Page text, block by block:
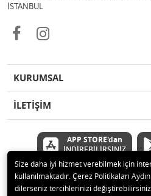
İSTANBUL
KURUMSAL
İLETİŞİM
APP STORE'dan
İNDİREBİLİRSİNİZ
© 2020 Çetinkaya Elektronik Kırtasiye
Size daha iyi hizmet verebilmek için
kullanılmaktadır. Çerez Politikaları
dilerseniz tercihlerinizi